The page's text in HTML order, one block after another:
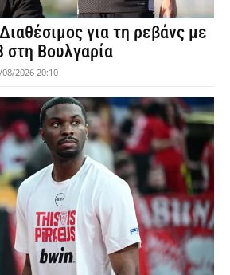
για τη ρεβάνς με
Βουλγαρία
2026 20:10